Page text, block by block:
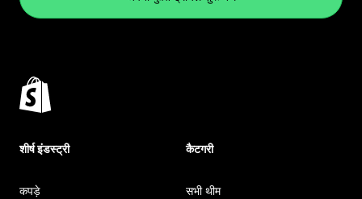
शीर्ष इंडस्ट्री
कपड़े
कैटगरी
सभी थीम